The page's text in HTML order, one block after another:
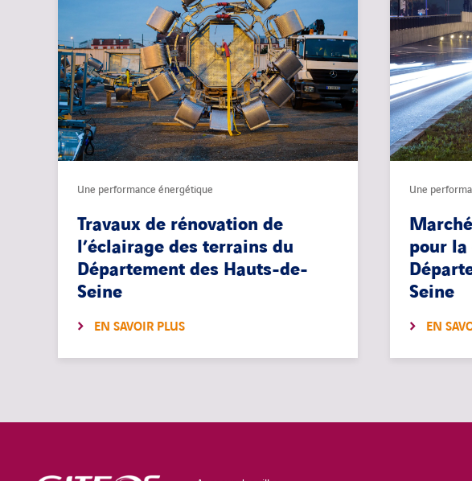
Une performance énergétique
Travaux de rénovation de
l’éclairage des terrains du
Département des Hauts-de-
Seine
EN SAVOIR PLUS
Une
pour
Seine
EN